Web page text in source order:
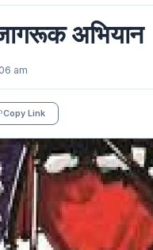
अभियान
am
Copy Link